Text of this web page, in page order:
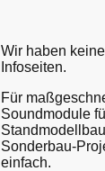
Wir haben
Infoseiten.
Für
Soundmodule
Sonderbau-
einfach.